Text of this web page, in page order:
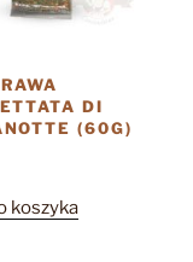
DI
(60G)
koszyka